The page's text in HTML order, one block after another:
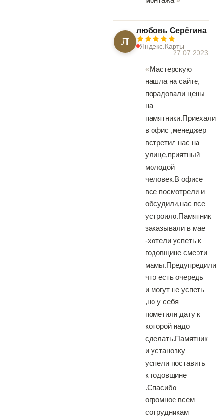
Л
любовь Серёгина
Яндекс.Карты
27.07.2023
Мастерскую
нашла на сайте,
порадовали цены
на
памятники.Приехали
в офис ,менеджер
встретил нас на
улице,приятный
молодой
человек.В офисе
все посмотрели и
обсудили,нас все
устроило.Памятник
заказывали в мае
-хотели успеть к
годовщине смерти
мамы.Предупредили
что есть очередь
и могут не успеть
,но у себя
пометили дату к
которой надо
сделать.Памятник
и установку
успели поставить
к годовщине
.Спасибо
огромное всем
сотрудникам